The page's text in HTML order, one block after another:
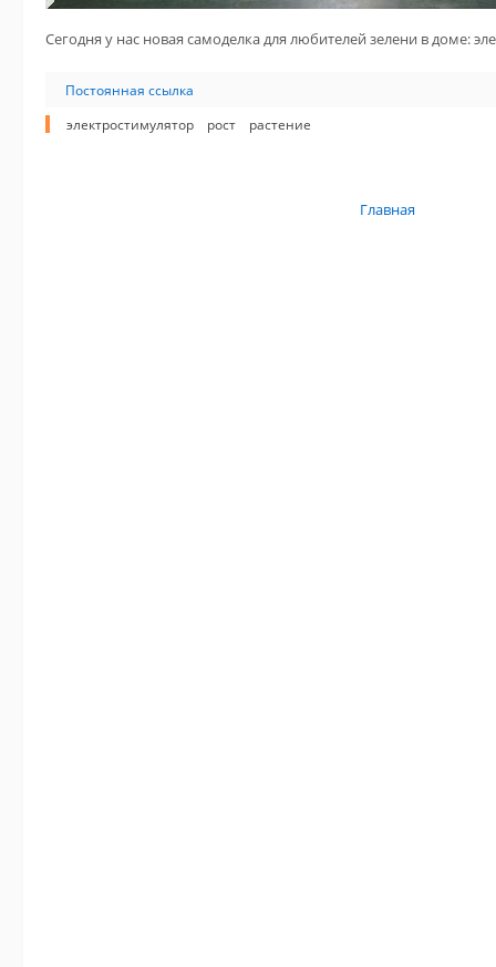
Сегодня у нас новая самоделка для любителей зелени в доме:
Постоянная ссылка
электростимулятор
рост растение
Главная